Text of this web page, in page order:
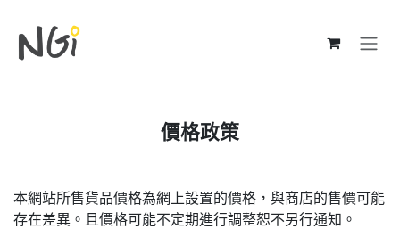
價格政策
本網站所售貨品價格為網上設置的價格，與商店的售價可能
存在差異。且價格可能不定期進行調整恕不另行通知。